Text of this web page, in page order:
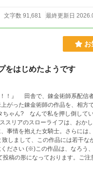
文字数 91,681 最終更新日
お
をはじめたようです
活動して
った錬金術師の作品を、相方
ゃん? なんで私を押し倒して
スリアのスローライフは、お
抱えた女騎士。さらには、教会の
ださい (※)この作品は、なろう
稿の形になっております。ご注